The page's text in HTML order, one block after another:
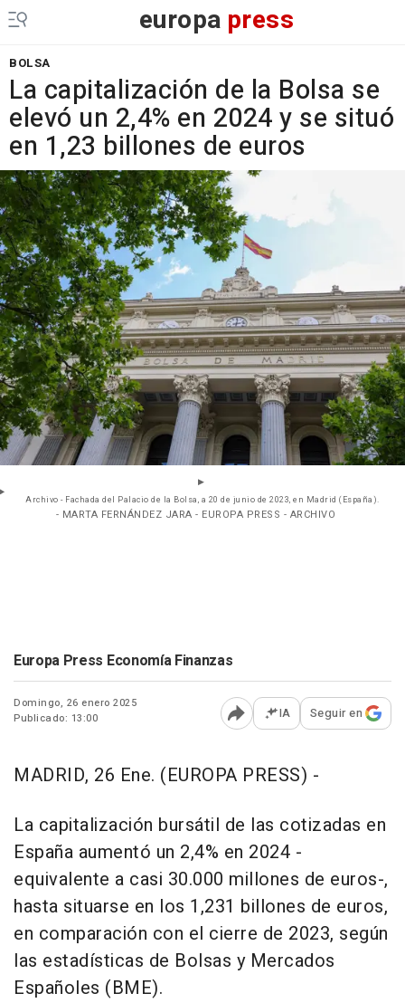
europa press
BOLSA
La capitalización de la Bolsa se
elevó un 2,4% en 2024 y se situó
en 1,23 billones de euros
Archivo - Fachada del Palacio de la Bolsa, a 20 de junio de 2023, en Madrid (España).
- MARTA FERNÁNDEZ JARA - EUROPA PRESS - ARCHIVO
Europa Press Economía Finanzas
Domingo, 26 enero 2025
Publicado: 13:00
Abrir opciones para
IA Seguir en
MADRID, 26 Ene. (EUROPA PRESS) -
La capitalización bursátil de las cotizadas en
España aumentó un 2,4% en 2024 -
equivalente a casi 30.000 millones de euros-,
hasta situarse en los 1,231 billones de euros,
en comparación con el cierre de 2023, según
las estadísticas de Bolsas y Mercados
Españoles (BME).